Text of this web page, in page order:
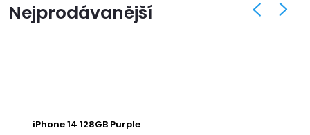
Nejprodávanější
iPhone 14 128GB Purple